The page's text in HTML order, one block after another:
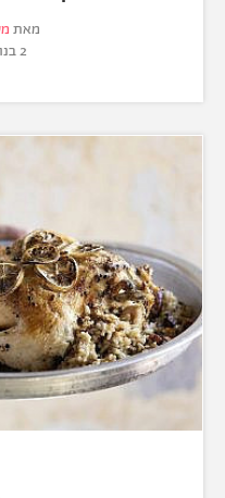
מאת
2 בנובמבר 2021